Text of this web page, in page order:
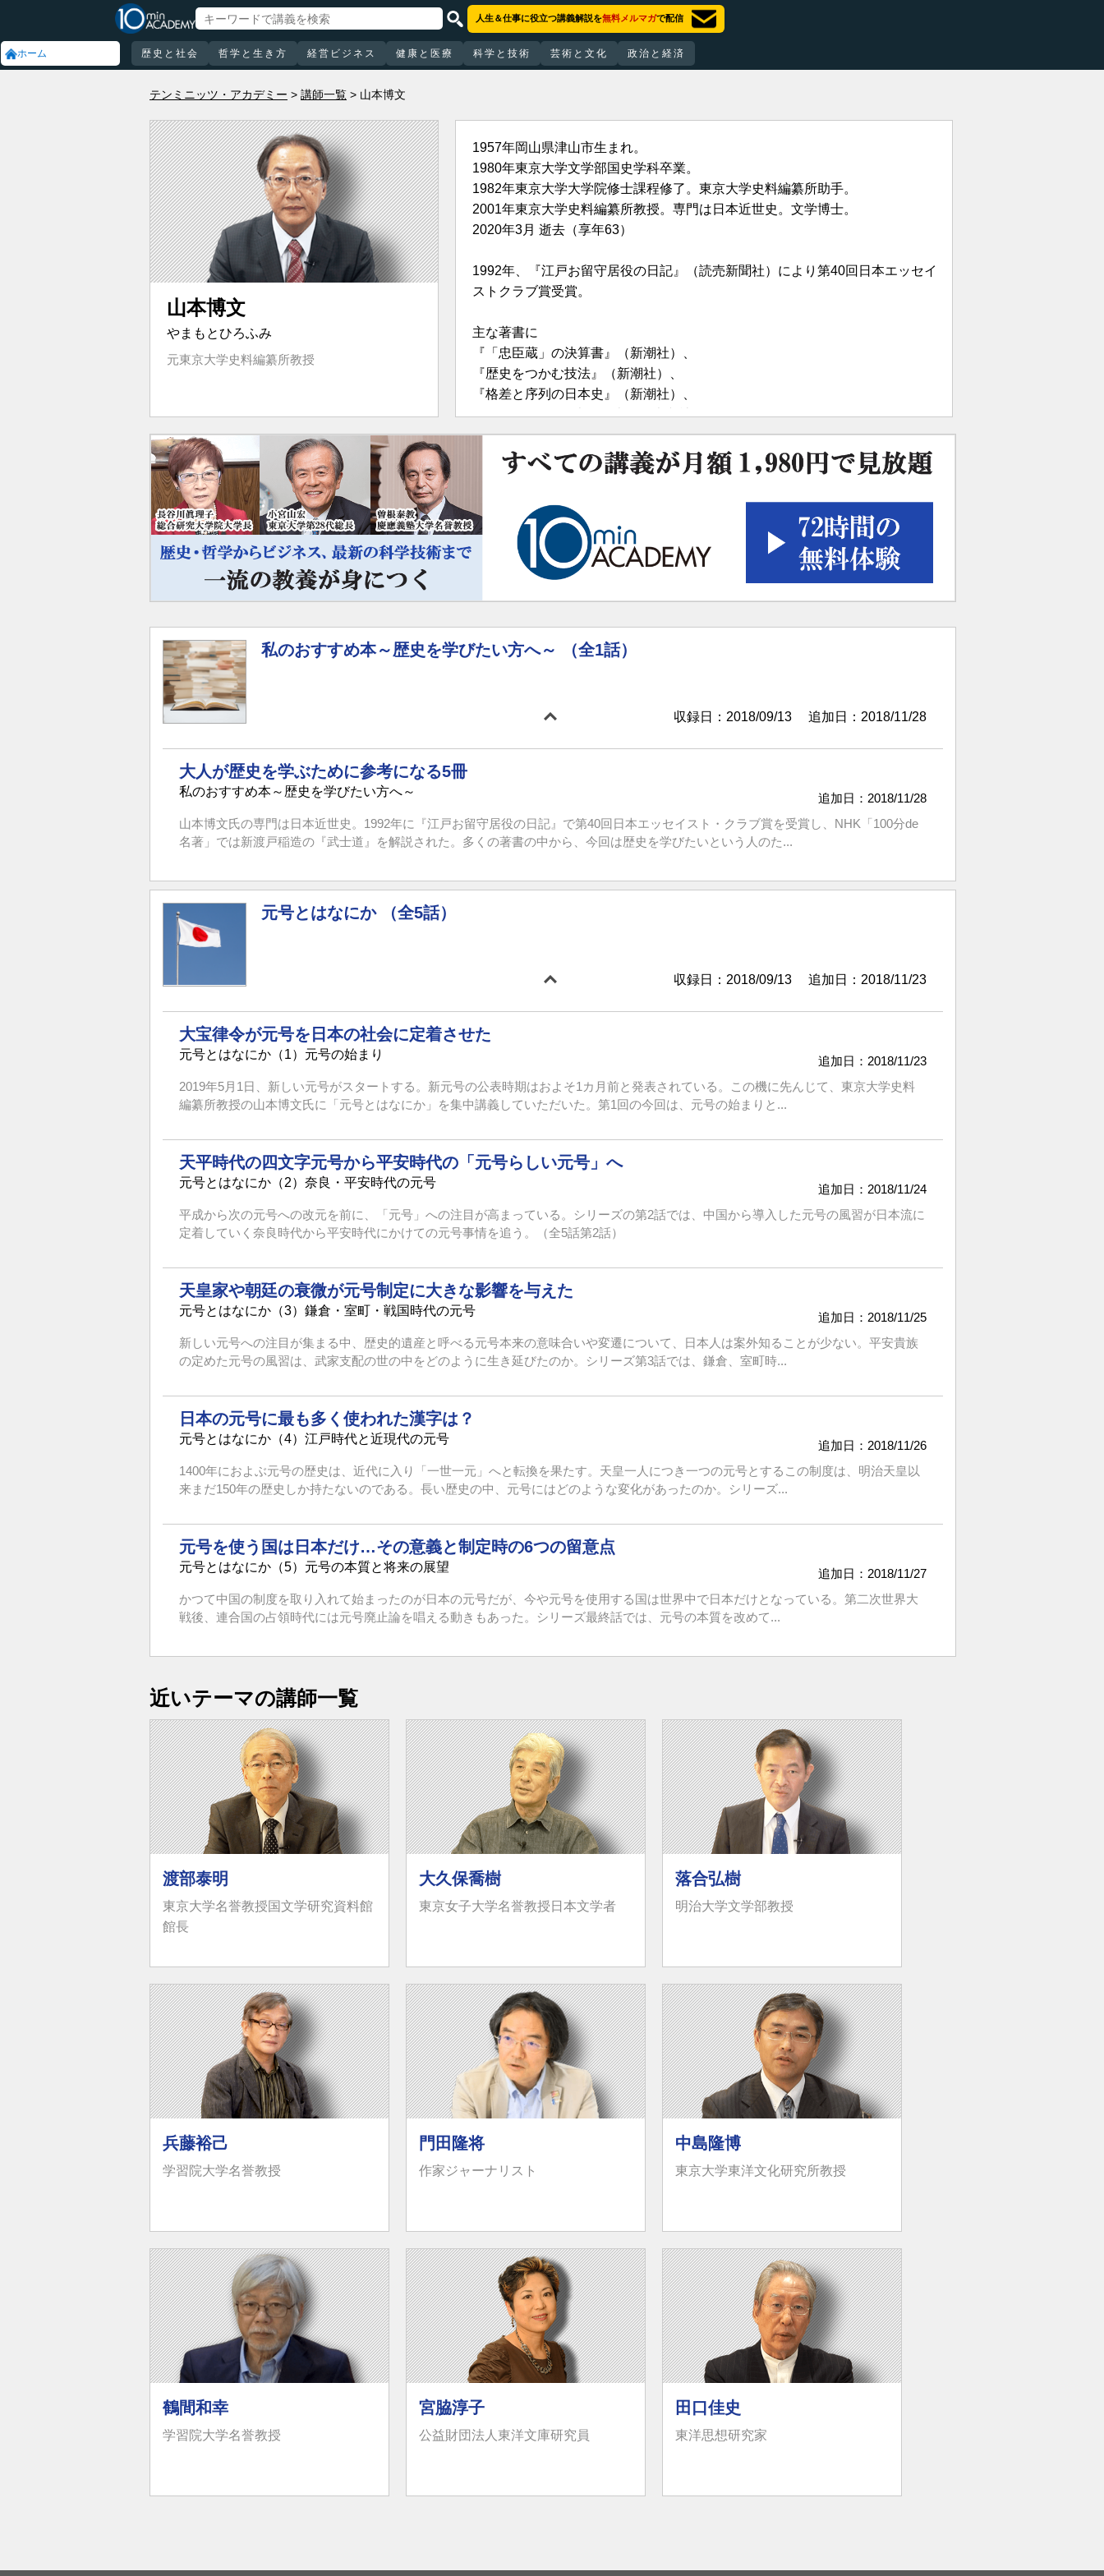
ホーム
人生＆仕事に役立つ講義解説を無料メルマガで配信
歴史と社会 哲学と生き方 経営ビジネス 健康と医療 科学と技術 芸術と文化 政治と経済
テンミニッツ・アカデミー 講師一覧 山本博文
山本博文
やまもとひろふみ
元東京大学史料編纂所教授
1957年岡山県津山市生まれ。
1980年東京大学文学部国史学科卒業。
1982年東京大学大学院修士課程修了。東京大学史料編纂所助手。
2001年東京大学史料編纂所教授。専門は日本近世史。文学博士。
2020年3月 逝去（享年63）
1992年、『江戸お留守居役の日記』（読売新聞社）により第40回日本エッセイ
ストクラブ賞受賞。
主な著書に
『「忠臣蔵」の決算書』（新潮社）、
『歴史をつかむ技法』（新潮社）、
『格差と序列の日本史』（新潮社）、
『天皇125代と日本の歴史』（光文社）、
『歴史の勉強法』（PHP研究所）、
『流れをつかむ日本史』（KADOKAWA）、
『教科書には書かれていない江戸時代』（東京書籍）などがある。
全巻監修した『角川まんが学習シリーズ日本の歴史』全15巻（KADOKAWA）
は、累計360万部を越えるベストセラーになる。
NHKｅテレ「智恵泉」、NHK「ラジオ深夜便」などテレビ・ラジオにも数多く
出演。
私のおすすめ本～歴史を学びたい方へ～ （全1話）
収録日：2018/09/13 追加日：2018/11/28
大人が歴史を学ぶために参考になる5冊
私のおすすめ本～歴史を学びたい方へ～
追加日：2018/11/28
山本博文氏の専門は日本近世史。1992年に『江戸お留守居役の日記』で第40回日本エッセイスト・クラブ賞を受賞し、NHK「100分de
名著」では新渡戸稲造の『武士道』を解説された。多くの著書の中から、今回は歴史を学びたいという人のた...
元号とはなにか （全5話）
収録日：2018/09/13 追加日：2018/11/23
大宝律令が元号を日本の社会に定着させた
元号とはなにか（1）元号の始まり
追加日：2018/11/23
2019年5月1日、新しい元号がスタートする。新元号の公表時期はおよそ1カ月前と発表されている。この機に先んじて、東京大学史料
編纂所教授の山本博文氏に「元号とはなにか」を集中講義していただいた。第1回の今回は、元号の始まりと...
天平時代の四文字元号から平安時代の「元号らしい元号」へ
元号とはなにか（2）奈良・平安時代の元号
追加日：2018/11/24
平成から次の元号への改元を前に、「元号」への注目が高まっている。シリーズの第2話では、中国から導入した元号の風習が日本流に
定着していく奈良時代から平安時代にかけての元号事情を追う。（全5話第2話）
天皇家や朝廷の衰微が元号制定に大きな影響を与えた
元号とはなにか（3）鎌倉・室町・戦国時代の元号
追加日：2018/11/25
新しい元号への注目が集まる中、歴史的遺産と呼べる元号本来の意味合いや変遷について、日本人は案外知ることが少ない。平安貴族
の定めた元号の風習は、武家支配の世の中をどのように生き延びたのか。シリーズ第3話では、鎌倉、室町時...
日本の元号に最も多く使われた漢字は？
元号とはなにか（4）江戸時代と近現代の元号
追加日：2018/11/26
1400年におよぶ元号の歴史は、近代に入り「一世一元」へと転換を果たす。天皇一人につき一つの元号とするこの制度は、明治天皇以
来まだ150年の歴史しか持たないのである。長い歴史の中、元号にはどのような変化があったのか。シリーズ...
元号を使う国は日本だけ…その意義と制定時の6つの留意点
元号とはなにか（5）元号の本質と将来の展望
追加日：2018/11/27
かつて中国の制度を取り入れて始まったのが日本の元号だが、今や元号を使用する国は世界中で日本だけとなっている。第二次世界大
戦後、連合国の占領時代には元号廃止論を唱える動きもあった。シリーズ最終話では、元号の本質を改めて...
近いテーマの講師一覧
渡部泰明
東京大学名誉教授国文学研究資料館
館長
大久保喬樹
東京女子大学名誉教授日本文学者
落合弘樹
明治大学文学部教授
兵藤裕己
学習院大学名誉教授
門田隆将
作家ジャーナリスト
中島隆博
東京大学東洋文化研究所教授
鶴間和幸
学習院大学名誉教授
宮脇淳子
公益財団法人東洋文庫研究員
田口佳史
東洋思想研究家